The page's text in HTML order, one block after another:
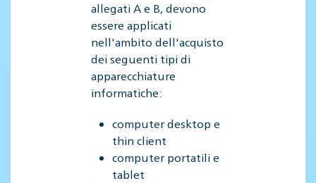
allegati A e B, devono
essere applicati
nell'ambito dell'acquisto
dei seguenti tipi di
apparecchiature
informatiche:
computer desktop e
thin client
computer portatili e
tablet